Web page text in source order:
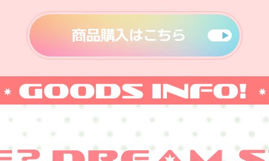
商品購入はこちら